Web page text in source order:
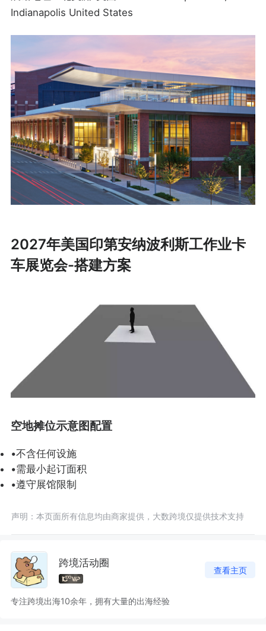
Indianapolis United States
2027年美国印第安纳波利斯工作业卡
车展览会-搭建方案
空地摊位示意图配置
•不含任何设施
•需最小起订面积
•遵守展馆限制
声明：本页面所有信息均由商家提供，大数跨境仅提供技术支持
跨境活动圈
查看主页
专注跨境出海10余年，拥有大量的出海经验